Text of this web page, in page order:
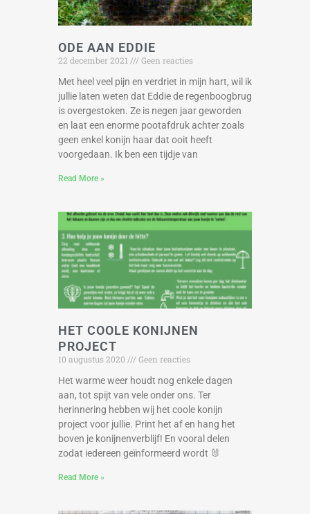
ODE AAN EDDIE
22 december 2021
Geen reacties
Met heel veel pijn en verdriet in mijn hart, wil ik
jullie laten weten dat Eddie de regenboogbrug
is overgestoken. Ze is negen jaar geworden
en laat een enorme pootafdruk achter zoals
geen enkel konijn haar dat ooit heeft
voorgedaan. Ik ben een tijdje van
Read More »
HET COOLE KONIJNEN
PROJECT
10 augustus 2020
Geen reacties
Het warme weer houdt nog enkele dagen
aan, tot spijt van vele onder ons. Ter
herinnering hebben wij het coole konijn
project voor jullie. Print het af en hang het
boven je konijnenverblijf! En vooral delen
zodat iedereen geïnformeerd wordt 🐰
Read More »